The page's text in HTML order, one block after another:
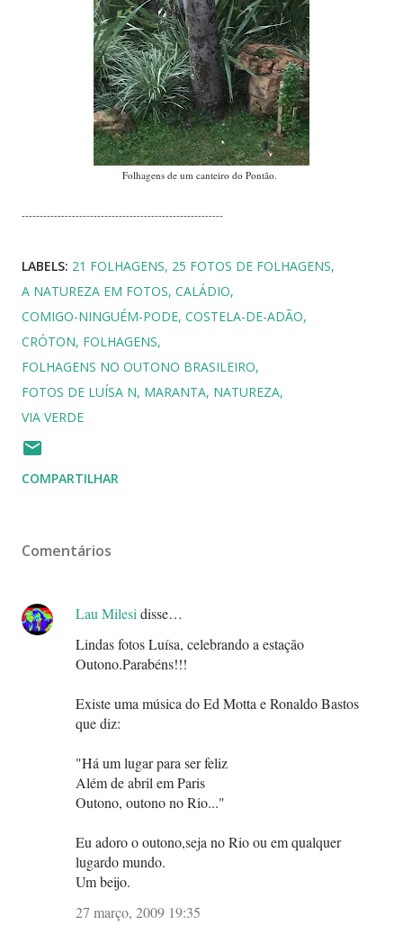
21 FOLHAGENS 25 FOTOS DE FOLHAGENS
A NATUREZA EM FOTOS CALÁDIO
COMIGO-NINGUÉM-PODE COSTELA-DE-ADÃO
FOLHAGENS
FOLHAGENS NO OUTONO BRASILEIRO
FOTOS DE LUÍSA N MARANTA NATUREZA
COMPARTILHAR
Comentários
Lindas fotos Luísa, celebrando a estação
Outono, outono no Rio..."
lugardo mundo.
Um beijo.
27 março, 2009 19:35
Luísa Nogueiradisse…
Um abraço!
28 março, 2009 08:27
Anônimo disse…
Oi qual é o nome da planta ali em cima com vermelho
05 fevereiro, 2011 21:05